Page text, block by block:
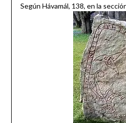
Según Hávamál, 138, en la